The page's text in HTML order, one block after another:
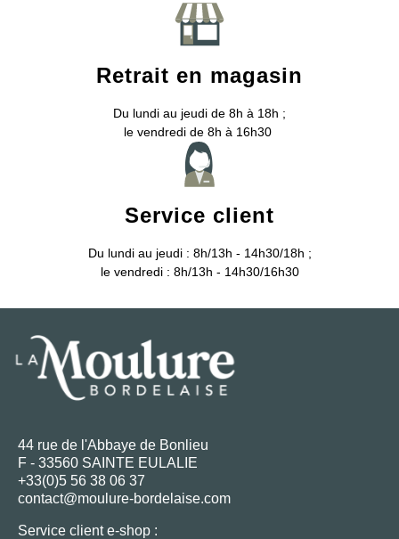
Retrait en magasin
Du lundi au jeudi de 8h à 18h ;
le vendredi de 8h à 16h30
Service client
Du lundi au jeudi : 8h/13h - 14h30/18h ;
le vendredi : 8h/13h - 14h30/16h30
44 rue de l'Abbaye de Bonlieu
F - 33560 SAINTE EULALIE
+33(0)5 56 38 06 37
contact@moulure-bordelaise.com
Service client e-shop :